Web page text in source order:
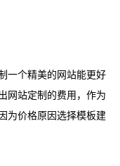
一个精美的网站能更好
网站定制的费用，作为
为价格原因选择模板建